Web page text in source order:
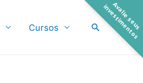
Cursos Pesquisar
A
v
a
l
i
e
s
e
u
s
i
n
v
e
s
t
i
m
e
n
t
o
s